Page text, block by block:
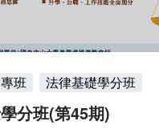
班 法律基礎學分班
分班(第45期)